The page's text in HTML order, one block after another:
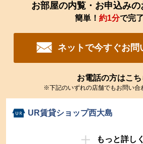
お部屋の内覧・お申込み
簡単！ 約1分で完
ネットで今すぐお問
お電話の方はこち
※下記のいずれの店舗でもお問い合
UR賃貸ショップ西大島
もっと詳しく